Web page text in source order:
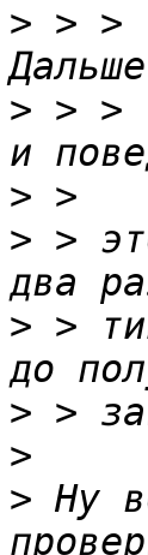
> > >
> > >
>
> >
> >
>
>
> Ну